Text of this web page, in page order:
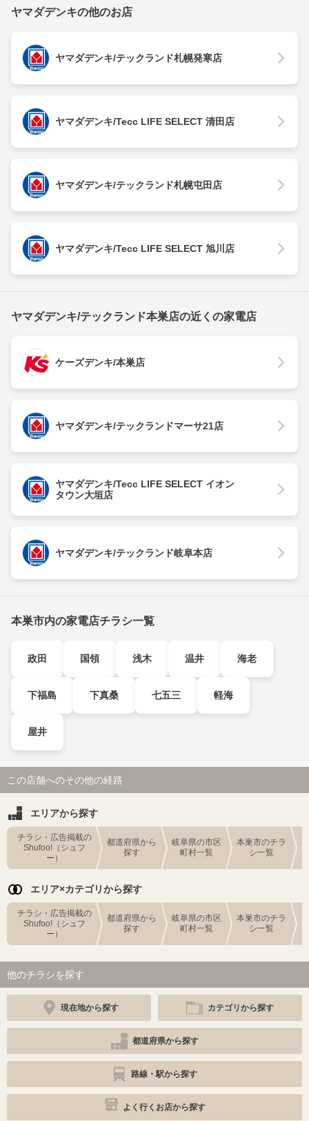
ヤマダデンキの他のお店
ヤマダデンキ/テックランド札幌発寒店
ヤマダデンキ/Tecc LIFE SELECT 清田店
ヤマダデンキ/テックランド札幌屯田店
ヤマダデンキ/Tecc LIFE SELECT 旭川店
ヤマダデンキ/テックランド本巣店の近くの家電店
ケーズデンキ/本巣店
ヤマダデンキ/テックランドマーサ21店
ヤマダデンキ/Tecc LIFE SELECT イオン
タウン大垣店
ヤマダデンキ/テックランド岐阜本店
本巣市内の家電店チラシ一覧
政田 国領 浅木 温井 海老
下福島 下真桑 七五三 軽海
屋井
この店舗へのその他の経路
エリアから探す
チラシ・広告掲載の
Shufoo!（シュフ
ー）
都道府県から
探す
岐阜県の市区
町村一覧
本巣市のチラ
シ一覧
エリア×カテゴリから探す
チラシ・広告掲載の
Shufoo!（シュフ
ー）
都道府県から
探す
岐阜県の市区
町村一覧
本巣市のチラ
シ一覧
他のチラシを探す
現在地から探す カテゴリから探す
都道府県から探す
路線・駅から探す
よく行くお店から探す